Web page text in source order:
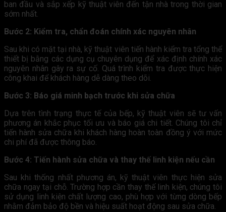
ban đầu và sắp xếp kỹ thuật viên đến tận nhà trong thời gian
sớm nhất.
Bước 2: Kiểm tra, chẩn đoán chính xác nguyên nhân
Sau khi có mặt tại nhà, kỹ thuật viên tiến hành kiểm tra tổng thể
thiết bị bằng các dụng cụ chuyên dụng để xác định chính xác
nguyên nhân gây ra sự cố. Quá trình kiểm tra được thực hiện
công khai để khách hàng dễ dàng theo dõi.
Bước 3: Báo giá minh bạch trước khi sửa chữa
Dựa trên tình trạng thực tế của bếp, kỹ thuật viên sẽ tư vấn
phương án khắc phục tối ưu và báo giá chi tiết. Chúng tôi chỉ
tiến hành sửa chữa khi khách hàng hoàn toàn đồng ý với mức
chi phí đã được thông báo.
Bước 4: Tiến hành sửa chữa và thay thế linh kiện nếu cần
Sau khi thống nhất phương án, kỹ thuật viên thực hiện sửa
chữa ngay tại chỗ. Trường hợp cần thay thế linh kiện, chúng tôi
sử dụng linh kiện chất lượng cao, phù hợp với từng dòng bếp
nhằm đảm bảo độ bền và hiệu suất hoạt động sau sửa chữa.